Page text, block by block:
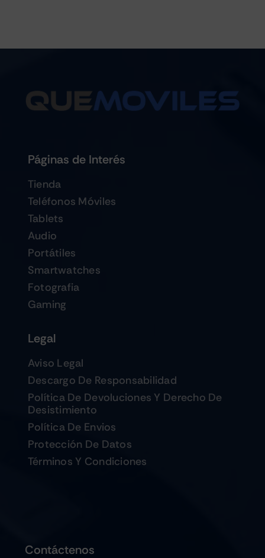
Páginas de Interés
Tienda
Teléfonos Móviles
Tablets
Audio
Portátiles
Smartwatches
Fotografia
Gaming
Legal
Aviso Legal
Descargo De Responsabilidad
Política De Devoluciones Y Derecho De
Desistimiento
Política De Envios
Protección De Datos
Términos Y Condiciones
Contáctenos